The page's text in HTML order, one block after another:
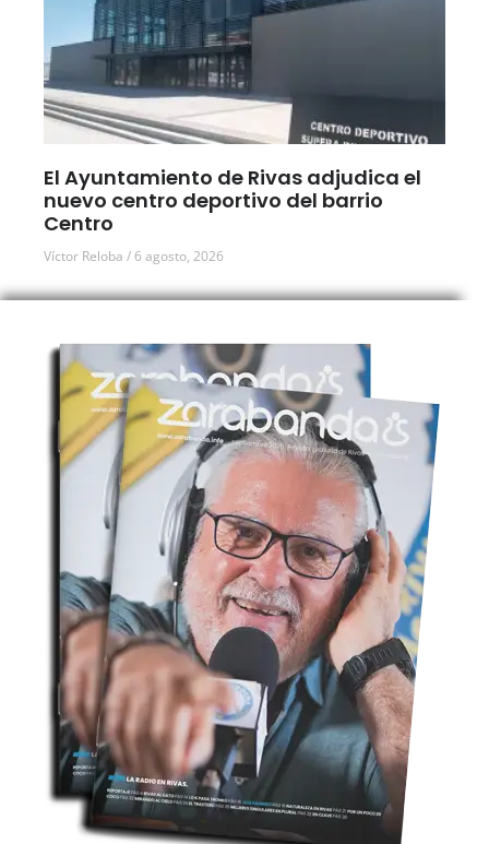
El Ayuntamiento de Rivas adjudica el
nuevo centro deportivo del barrio
Centro
Víctor Reloba 6 agosto, 2026